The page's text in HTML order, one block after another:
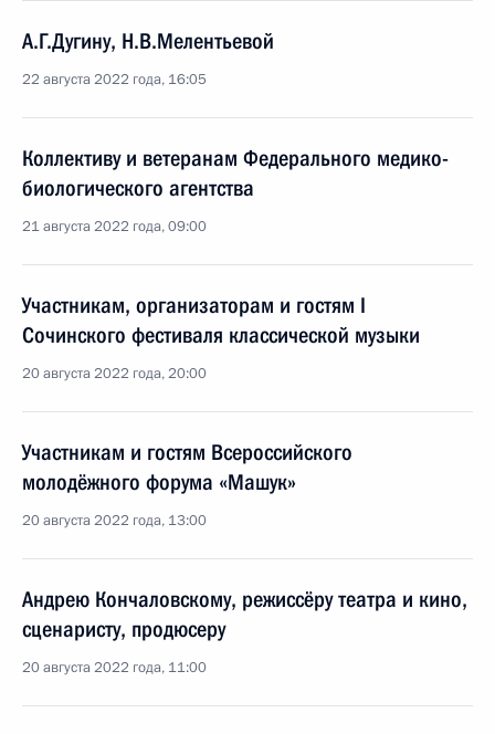
А.Г.Дугину, Н.В.Мелентьевой
22 августа 2022 года, 16:05
Коллективу и ветеранам Федерального медико-
биологического агентства
21 августа 2022 года, 09:00
Участникам, организаторам и гостям I
Сочинского фестиваля классической музыки
20 августа 2022 года, 20:00
Участникам и гостям Всероссийского
молодёжного форума «Машук»
20 августа 2022 года, 13:00
Андрею Кончаловскому, режиссёру театра и кино,
сценаристу, продюсеру
20 августа 2022 года, 11:00